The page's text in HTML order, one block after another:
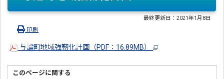
最終更新日：2021年1月8日
印刷
与論町地域強靭化計画（PDF：16.89MB）
このページに関する